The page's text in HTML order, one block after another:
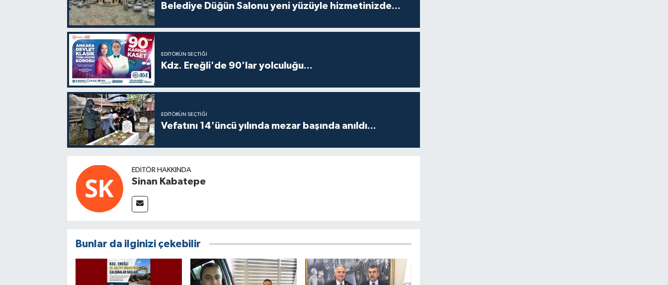
Belediye Düğün Salonu yeni yüzüyle hizmetinizde...
EDITÖRÜN SEÇTIĞI
Kdz. Ereğli'de 90'lar yolculuğu...
EDITÖRÜN SEÇTIĞI
Vefatını 14'üncü yılında mezar başında anıldı...
EDITÖR HAKKINDA
Sinan Kabatepe
Bunlar da ilginizi çekebilir